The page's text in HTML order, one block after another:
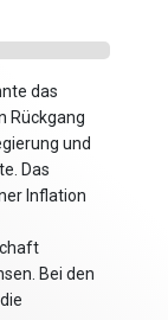
das
Rückgang
und
Das
Inflation
Bei den